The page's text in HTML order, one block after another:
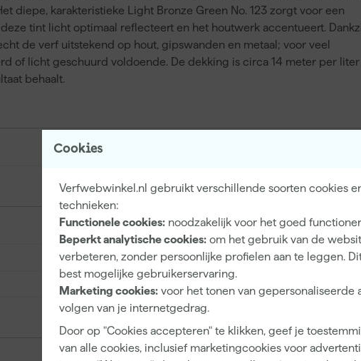
Cookies
Verfwebwinkel.nl gebruikt verschillende soorten cookies
technieken:
Functionele cookies: noodzakelijk voor het goed
Beperkt analytische cookies: om het gebruik van de
verbeteren, zonder persoonlijke profielen aan te leggen.
best mogelijke gebruikerservaring.
Marketing cookies: voor het tonen van gepersonaliseerde
volgen van je internetgedrag.
Door op "Cookies accepteren" te klikken, geef je
van alle cookies, inclusief marketingcookies voor
diepe, karakteristieke Light Bronze Green No. 123 zorgt voor een
tint licht optimaal reflecteert en het houtwerk accentueert.
de verf uitstekend op hout, gipswanden en metaal; voor veel
of licht geschuurd voldoende. De dekking is circa 14 meter per
behaalt.
Badkamer,
Hout, Metaal, Radiatoren en